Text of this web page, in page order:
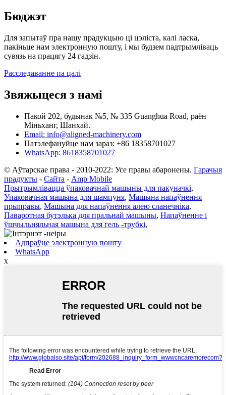
Бюджэт
Для запытаў пра нашу прадукцыю ці цэліста, калі ласка,
пакіньце нам электронную пошту, і мы будзем падтрымліваць
сувязь на працягу 24 гадзін.
Расследаванне па цалі
Звяжыцеся з намі
Пакой 202, будынак №5, № 335 Guanghua Road, раён
Міньханг, Шанхай.
Email: info@aligned-machinery.com
Патэлефануйце нам зараз: +86 18358701027
WhatsApp: 8618358701027
© Аўтарскае права - 2010-2022: Усе правы абаронены. Гарачыя
прадукты - Сайта - Amp Mobile
Прытрымлівацца ўпаковачнай машыны для пакуначкі,
Упаковачная машына для шампуня, Машына напаўнення
прыправы, Машына для напаўнення алею сланечніка,
Паваротная бутэлька для пральнай машыны, Напаўненне і
ўшчыльняльная машына для гель -трубкі,
Адпраўце электронную пошту
WhatsApp
x